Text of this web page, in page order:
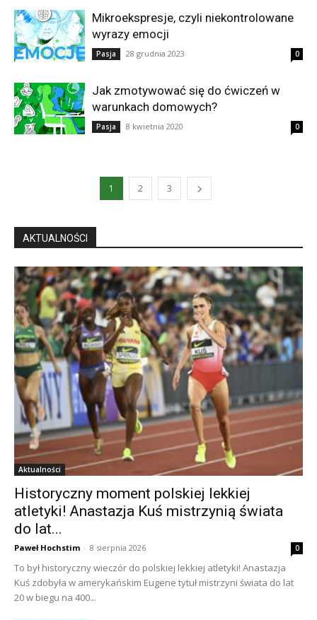
Mikroekspresje, czyli niekontrolowane
wyrazy emocji
Pasja 28 grudnia 2023 0
Jak zmotywować się do ćwiczeń w
warunkach domowych?
Pasja 8 kwietnia 2020 0
1 2 3
AKTUALNOŚCI
Aktualności
Historyczny moment polskiej lekkiej
atletyki! Anastazja Kuś mistrzynią świata
do lat...
Paweł Hochstim - 8 sierpnia 2026 0
To był historyczny wieczór do polskiej lekkiej atletyki! Anastazja
Kuś zdobyła w amerykańskim Eugene tytuł mistrzyni świata do lat
20 w biegu na 400...